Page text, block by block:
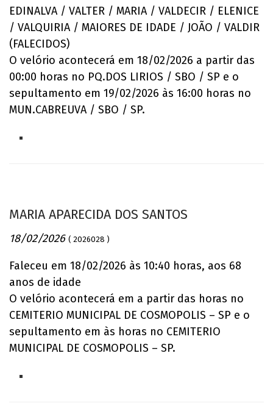
EDINALVA / VALTER / MARIA / VALDECIR / ELENICE
/ VALQUIRIA / MAIORES DE IDADE / JOÃO / VALDIR
(FALECIDOS)
O velório acontecerá em 18/02/2026 a partir das
00:00 horas no PQ.DOS LIRIOS / SBO / SP e o
sepultamento em 19/02/2026 às 16:00 horas no
MUN.CABREUVA / SBO / SP.
MARIA APARECIDA DOS SANTOS
18/02/2026 ( 2026028 )
Faleceu em 18/02/2026 às 10:40 horas, aos 68
anos de idade
O velório acontecerá em a partir das horas no
CEMITERIO MUNICIPAL DE COSMOPOLIS – SP e o
sepultamento em às horas no CEMITERIO
MUNICIPAL DE COSMOPOLIS – SP.